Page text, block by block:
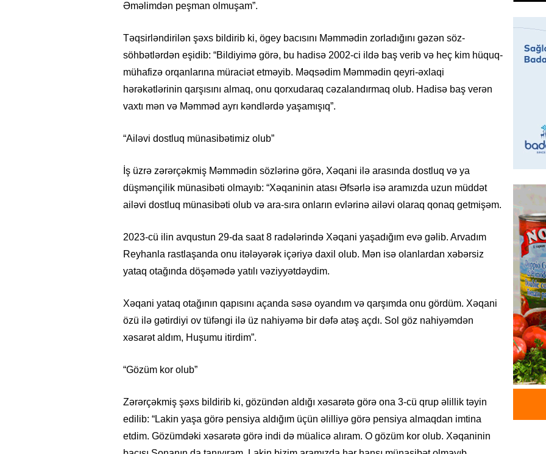
Əməlimdən peşman olmuşam”.
Təqsirləndirilən şəxs bildirib ki, ögey bacısını Məmmədin zorladığını gəzən söz-
söhbətlərdən eşidib: “Bildiyimə görə, bu hadisə 2002-ci ildə baş verib və heç kim hüquq-
mühafizə orqanlarına müraciət etməyib. Məqsədim Məmmədin qeyri-əxlaqi
hərəkətlərinin qarşısını almaq, onu qorxudaraq cəzalandırmaq olub. Hadisə baş verən
vaxtı mən və Məmməd ayrı kəndlərdə yaşamışıq”.
“Ailəvi dostluq münasibətimiz olub”
İş üzrə zərərçəkmiş Məmmədin sözlərinə görə, Xəqani ilə arasında dostluq və ya
düşmənçilik münasibəti olmayıb: “Xəqaninin atası Əfsərlə isə aramızda uzun müddət
ailəvi dostluq münasibəti olub və ara-sıra onların evlərinə ailəvi olaraq qonaq getmişəm.
2023-cü ilin avqustun 29-da saat 8 radələrində Xəqani yaşadığım evə gəlib. Arvadım
Reyhanla rastlaşanda onu itələyərək içəriyə daxil olub. Mən isə olanlardan xəbərsiz
yataq otağında döşəmədə yatılı vəziyyətdəydim.
Xəqani yataq otağının qapısını açanda səsə oyandım və qarşımda onu gördüm. Xəqani
özü ilə gətirdiyi ov tüfəngi ilə üz nahiyəmə bir dəfə atəş açdı. Sol göz nahiyəmdən
xəsarət aldım, Huşumu itirdim”.
“Gözüm kor olub”
Zərərçəkmiş şəxs bildirib ki, gözündən aldığı xəsarətə görə ona 3-cü qrup əlillik təyin
edilib: “Lakin yaşa görə pensiya aldığım üçün əlilliyə görə pensiya almaqdan imtina
etdim. Gözümdəki xəsarətə görə indi də müalicə alıram. O gözüm kor olub. Xəqaninin
ilə
yaradıldı
GÜNDƏM
verildi
GÜNDƏM